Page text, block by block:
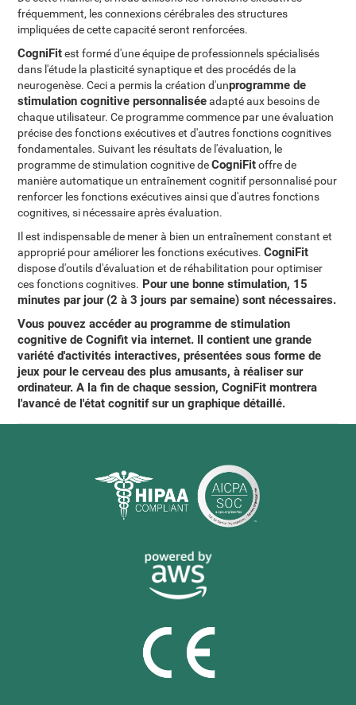
fréquemment, les connexions cérébrales des structures
impliquées de cette capacité seront renforcées.
CogniFitest formé d'une équipe de professionnels spécialisés
dans l'étude la plasticité synaptique et des procédés de la
neurogenèse. Ceci a permis la création d'unprogramme de
stimulation cognitive personnaliséeadapté aux besoins de
chaque utilisateur. Ce programme commence par une évaluation
précise des fonctions exécutives et d'autres fonctions cognitives
fondamentales. Suivant les résultats de l'évaluation, le
programme de stimulation cognitive deCogniFitoffre de
manière automatique un entraînement cognitif personnalisé pour
renforcer les fonctions exécutives ainsi que d'autres fonctions
cognitives, si nécessaire après évaluation.
Il est indispensable de mener à bien un entraînement constant et
approprié pour améliorer les fonctions exécutives.CogniFit
dispose d'outils d'évaluation et de réhabilitation pour optimiser
ces fonctions cognitives. Pour une bonne stimulation, 15
minutes par jour (2 à 3 jours par semaine) sont nécessaires.
Vous pouvezaccéder au programme de stimulation
cognitive de Cognifit via internet. Il contient une grande
variété d'activités interactives, présentées sous forme de
jeux pour le cerveau des plus amusants, à réaliser sur
ordinateur. A la fin de chaque session,CogniFit montrera
l'avancé de l'état cognitif sur un graphique détaillé.